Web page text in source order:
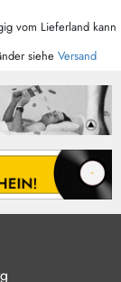
vom Lieferland kann
siehe Versand